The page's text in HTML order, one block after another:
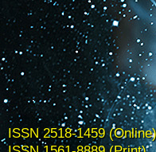
ISSN 2518-1459 (Online)